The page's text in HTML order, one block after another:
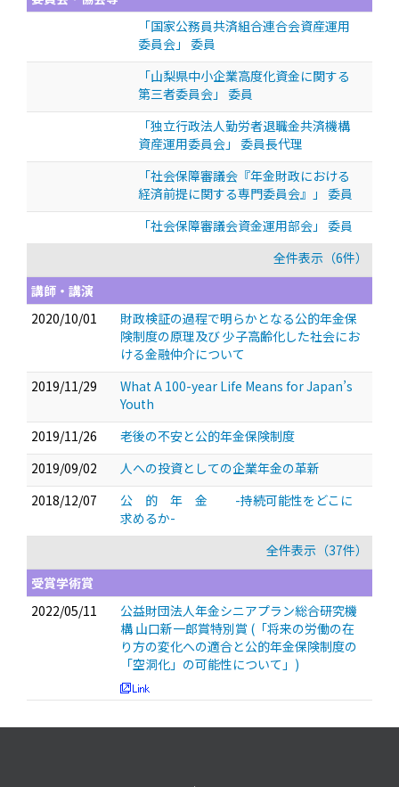
「国家公務員共済組合連合会資産運用
委員会」 委員
「山梨県中小企業高度化資金に関する
第三者委員会」 委員
「独立行政法人勤労者退職金共済機構
資産運用委員会」 委員長代理
「社会保障審議会『年金財政における
経済前提に関する専門委員会』」 委員
「社会保障審議会資金運用部会」 委員
全件表示（6件）
講師・講演
2020/10/01
財政検証の過程で明らかとなる公的年金保
険制度の原理及び 少子高齢化した社会にお
ける金融仲介について
2019/11/29
What A 100-year Life Means for Japan’s
Youth
2019/11/26
老後の不安と公的年金保険制度
2019/09/02
人への投資としての企業年金の革新
2018/12/07
公 的 年 金 -持続可能性をどこに
求めるか-
全件表示（37件）
受賞学術賞
2022/05/11
公益財団法人年金シニアプラン総合研究機
構 山口新一郎賞特別賞 (「将来の労働の在
り方の変化への適合と公的年金保険制度の
「空洞化」の可能性について」)